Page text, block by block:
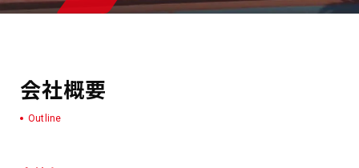
会社概要
Outline